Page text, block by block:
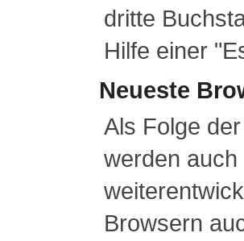
dritte
Hilfe einer
Neueste
Als Folge
werden
Browsern